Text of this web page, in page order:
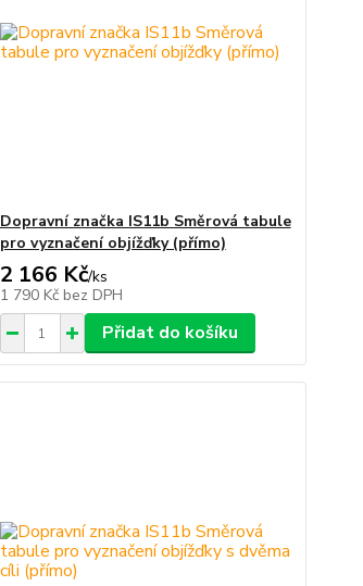
Dopravní značka IS11b Směrová tabule
pro vyznačení objížďky (přímo)
2 166 Kč/ks
1 790 Kč bez DPH
Přidat do košíku